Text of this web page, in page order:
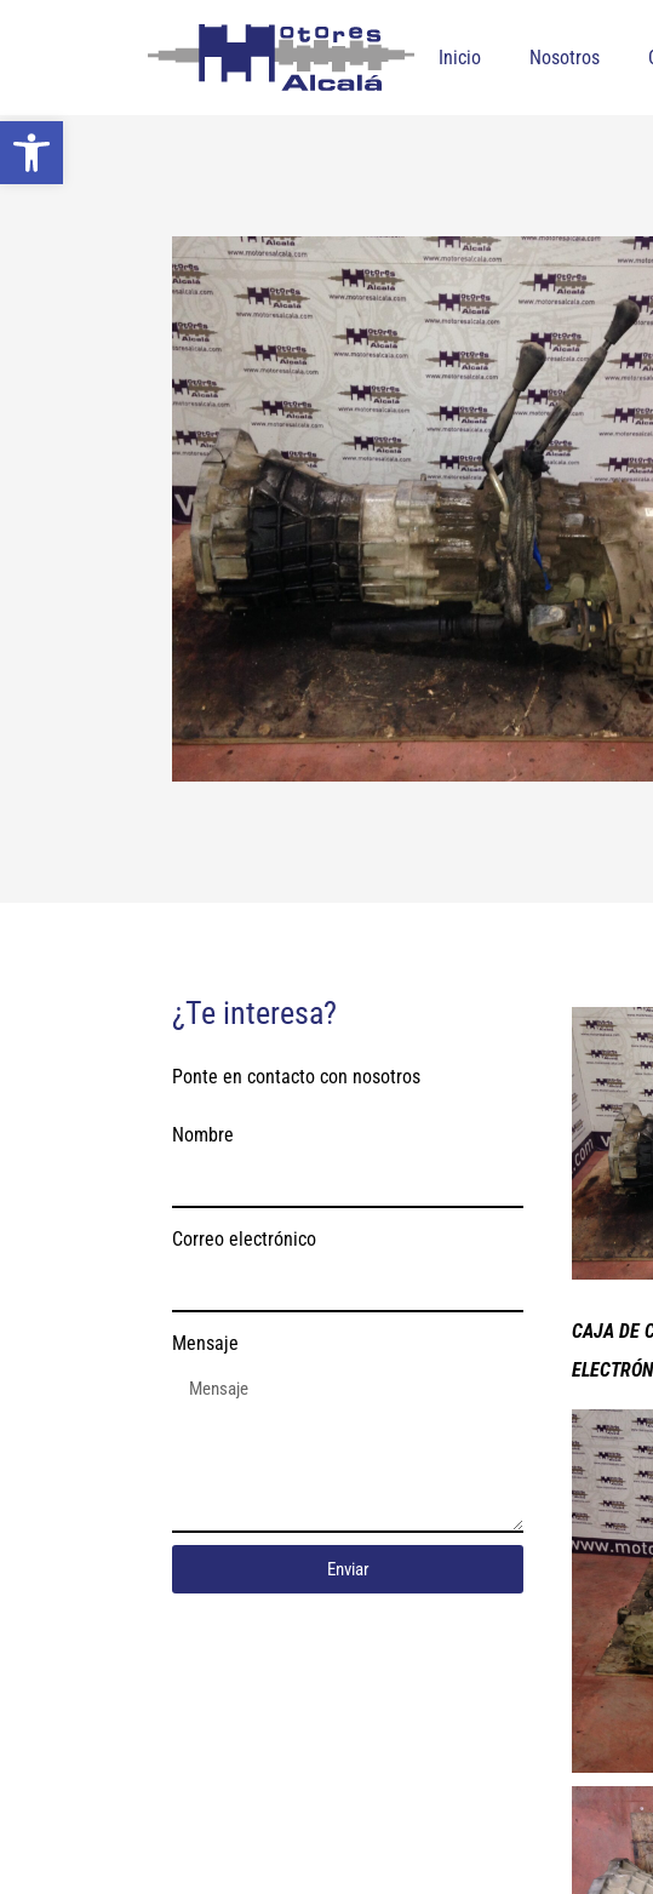
Abrir barra de herramientas
Inicio Nosotros
¿Te interesa?
Ponte en contacto con nosotros
Nombre
Correo electrónico
Mensaje
Enviar
CAJA DE